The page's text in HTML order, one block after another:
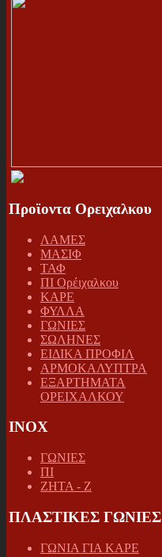
Προϊοντα Ορειχαλκου
ΛΑΜΕΣ
ΜΑΣΙΦ
ΤΑΦ
ΠΙ Ορέιχαλκου
ΚΑΡΕ
ΦΥΛΛΑ
ΓΩΝΙΕΣ
ΣΩΛΗΝΕΣ
ΕΙΔΙΚΑ ΠΡΟΦΙΛ
ΑΡΜΟΚΑΛΥΠΤΡΑ
ΕΞΑΡΤΗΜΑΤΑ
ΟΡΕΙΧΑΛΚΟΥ
INOX
ΓΩΝΙΕΣ
ΠΙ
ΖΗΤΑ - Ζ
ΠΛΑΣΤΙΚΕΣ ΓΩΝΙΕΣ
ΓΩΝΙΑ ΓΙΑ ΚΑΡΕ